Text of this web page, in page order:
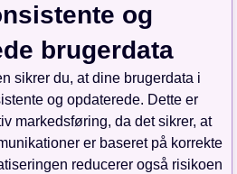
og
brugerdata
sikrer du, at dine brugerdata i
og opdaterede. Dette er
markedsføring, da det sikrer, at
er baseret på korrekte
reducerer også risikoen